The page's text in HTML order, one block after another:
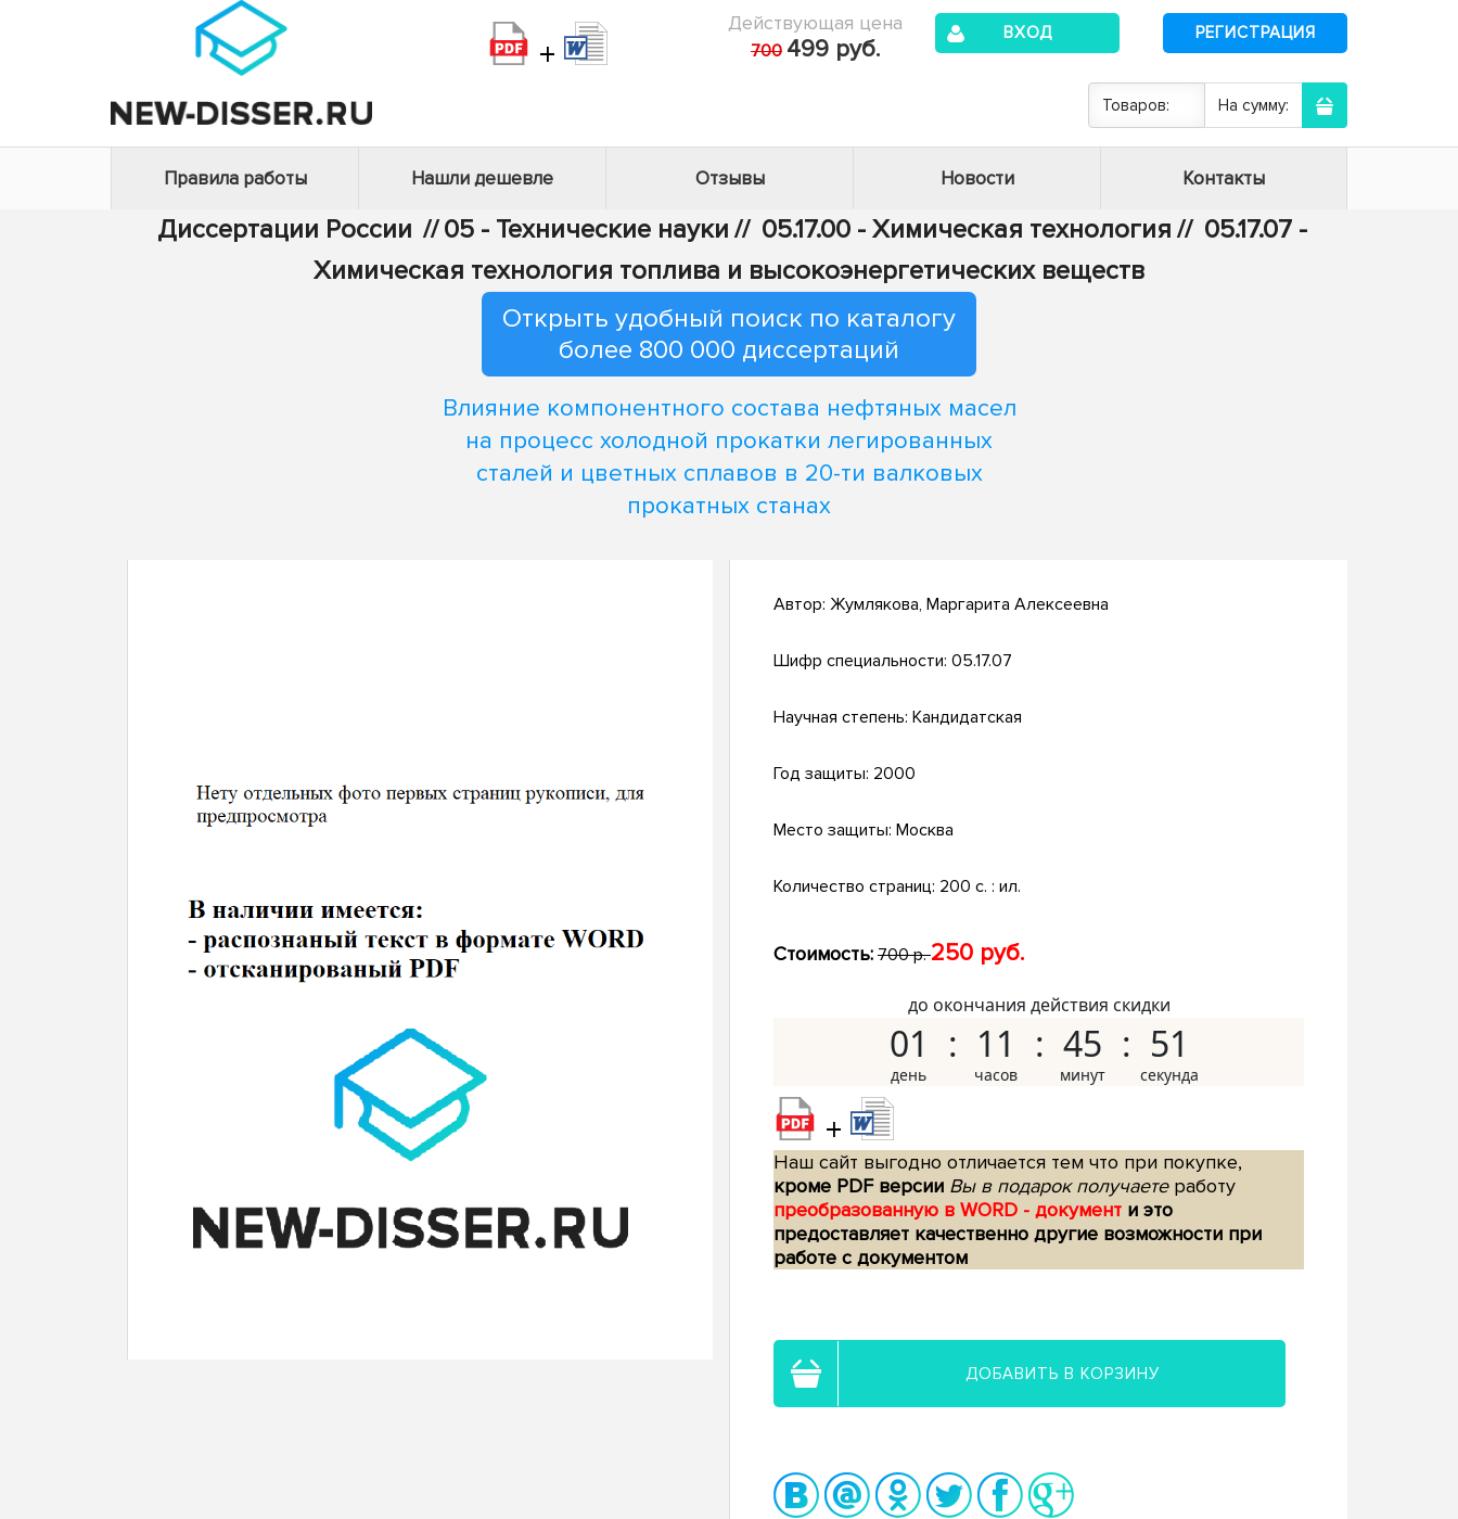
+
Действующая цена
700 499 руб.
ВХОД РЕГИСТРАЦИЯ
Товаров: На сумму:
Правила работы Нашли дешевле Отзывы Новости Контакты
Диссертации России // 05 - Технические науки // 05.17.00 - Химическая технология // 05.17.07 -
Химическая технология топлива и высокоэнергетических веществ
Открыть удобный поиск по каталогу
более 800 000 диссертаций
Влияние компонентного состава нефтяных масел
на процесс холодной прокатки легированных
сталей и цветных сплавов в 20-ти валковых
прокатных станах
Автор: Жумлякова, Маргарита Алексеевна
Шифр специальности: 05.17.07
Научная степень: Кандидатская
Год защиты: 2000
Место защиты: Москва
Количество страниц: 200 с. : ил.
Стоимость: 700 р.250 руб.
до окончания действия скидки
01 11 45 50
+
Наш сайт выгодно отличается тем что при покупке,
кроме PDF версии Вы в подарок получаетеработу
преобразованную в WORD - документ и это
предоставляет качественно другие возможности при
работе с документом
ДОБАВИТЬ В КОРЗИНУ